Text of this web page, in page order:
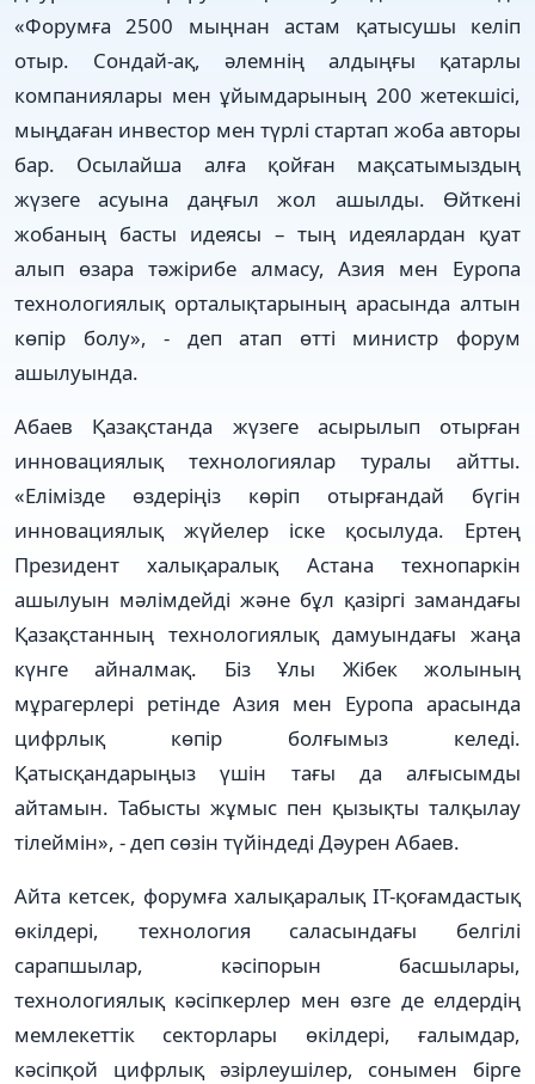
«Форумға 2500 мыңнан астам қатысушы келіп
отыр. Сондай-ақ, әлемнің алдыңғы қатарлы
компаниялары мен ұйымдарының 200 жетекшісі,
мыңдаған инвестор мен түрлі стартап жоба авторы
бар. Осылайша алға қойған мақсатымыздың
жүзеге асуына даңғыл жол ашылды. Өйткені
жобаның басты идеясы – тың идеялардан қуат
алып өзара тәжірибе алмасу, Азия мен Еуропа
технологиялық орталықтарының арасында алтын
көпір болу», - деп атап өтті министр форум
ашылуында.
Абаев Қазақстанда жүзеге асырылып отырған
инновациялық технологиялар туралы айтты.
«Елімізде өздеріңіз көріп отырғандай бүгін
инновациялық жүйелер іске қосылуда. Ертең
Президент халықаралық Астана технопаркін
ашылуын мәлімдейді және бұл қазіргі замандағы
Қазақстанның технологиялық дамуындағы жаңа
күнге айналмақ. Біз Ұлы Жібек жолының
мұрагерлері ретінде Азия мен Еуропа арасында
цифрлық көпір болғымыз келеді.
Қатысқандарыңыз үшін тағы да алғысымды
айтамын. Табысты жұмыс пен қызықты талқылау
тілеймін», - деп сөзін түйіндеді Дәурен Абаев.
Айта кетсек, форумға халықаралық ІТ-қоғамдастық
өкілдері, технология саласындағы белгілі
сарапшылар, кәсіпорын басшылары,
технологиялық кәсіпкерлер мен өзге де елдердің
мемлекеттік секторлары өкілдері, ғалымдар,
кәсіпқой цифрлық әзірлеушілер, сонымен бірге